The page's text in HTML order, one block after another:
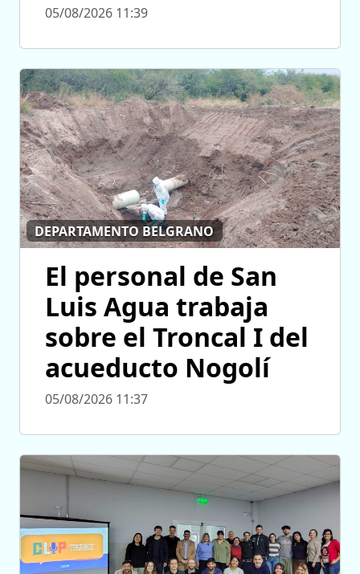
05/08/2026 11:39
DEPARTAMENTO BELGRANO
El personal de San
Luis Agua trabaja
sobre el Troncal I del
acueducto Nogolí
05/08/2026 11:37